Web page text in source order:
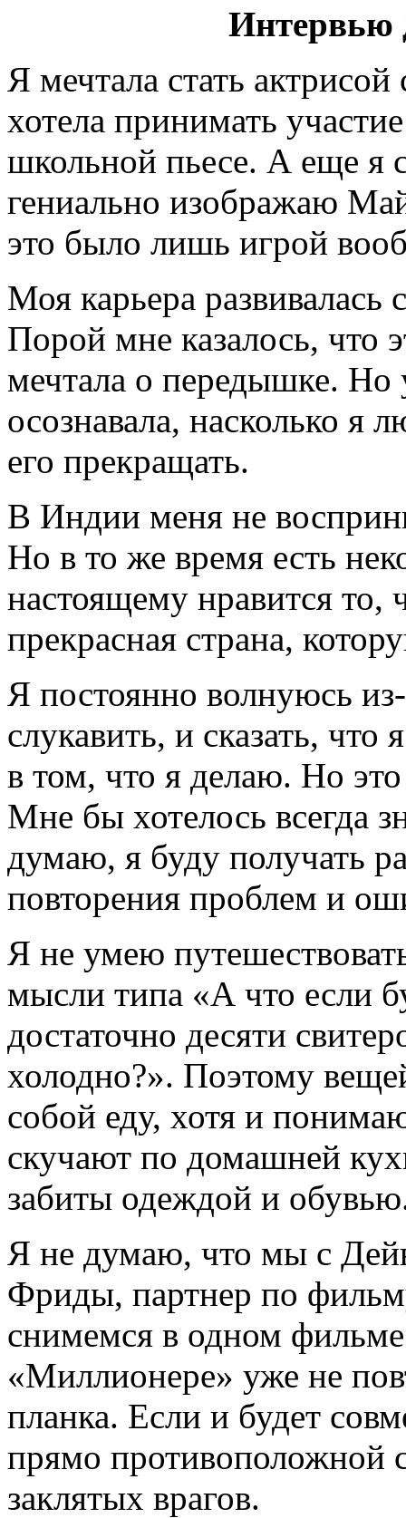
Интервью
Я мечтала стать актрисой
хотела принимать
школьной пьесе. А еще я
гениально изображаю
это было лишь игрой
Моя карьера развивалась
Порой мне казалось, что
мечтала о передышке.
осознавала, насколько я
его прекращать.
В Индии меня не
Но в то же время есть
настоящему нравится
прекрасная страна,
Я постоянно волнуюсь
слукавить, и сказать,
в том, что я делаю. Но
Мне бы хотелось всегда
думаю, я буду получать
повторения проблем и
Я не умею
мысли типа «А что если
достаточно десяти
холодно?». Поэтому
собой еду, хотя и
скучают по домашней
забиты одеждой и
Я не думаю, что мы с
Фриды, партнер по
снимемся в одном
«Миллионере» уже не
планка. Если и будет
прямо противоположной
заклятых врагов.